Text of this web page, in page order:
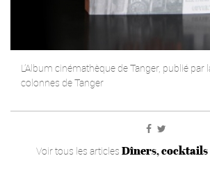
L’Album cinémathèque de Tanger, publié par
colonnes de Tanger
Voir tous les articles Dîners,